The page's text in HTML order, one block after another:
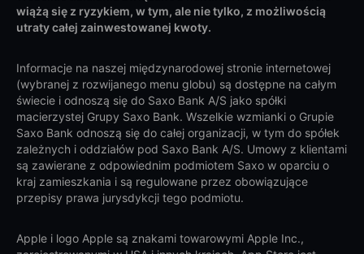
wiążą się z ryzykiem, w tym, ale nie tylko, z możliwością
utraty całej zainwestowanej kwoty.
Informacje na naszej międzynarodowej stronie internetowej
(wybranej z rozwijanego menu globu) są dostępne na całym
świecie i odnoszą się do Saxo Bank A/S jako spółki
macierzystej Grupy Saxo Bank. Wszelkie wzmianki o Grupie
Saxo Bank odnoszą się do całej organizacji, w tym do spółek
zależnych i oddziałów pod Saxo Bank A/S. Umowy z klientami
są zawierane z odpowiednim podmiotem Saxo w oparciu o
kraj zamieszkania i są regulowane przez obowiązujące
przepisy prawa jurysdykcji tego podmiotu.
Apple i logo Apple są znakami towarowymi Apple Inc.,